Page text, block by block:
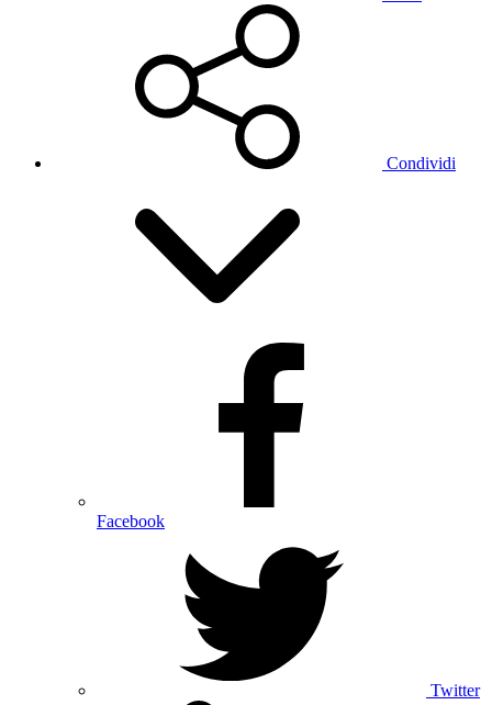
Condividi
Facebook
Twitter